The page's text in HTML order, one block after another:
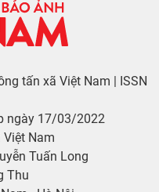
tấn xã Việt Nam | ISSN
ngày 17/03/2022
Nam
Tuấn Long
Thu